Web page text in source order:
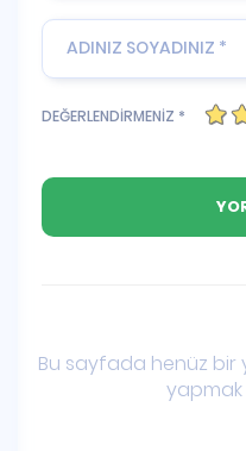
DEĞERLENDİRMENİZ *
Bu sayfada henüz bir
yapmak